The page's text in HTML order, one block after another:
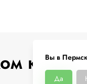
Вы в
Да
крае